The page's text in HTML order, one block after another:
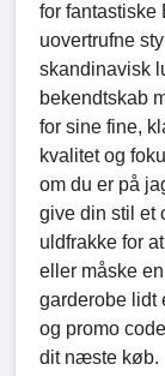
for fantastiske
uovertrufne
skandinavisk
bekendtskab
for sine fine,
kvalitet og
om du er på
give din stil et
uldfrakke for
eller måske
garderobe lidt
og promo
dit næste køb.